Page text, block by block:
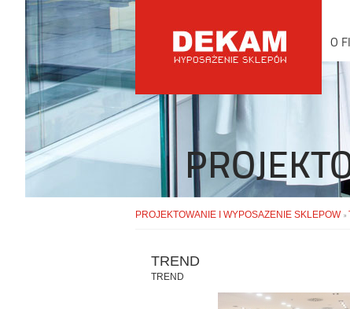
O
PROJEKTOWANIE I WYPOSAZENIE SKLEPOW »
TREND
TREND